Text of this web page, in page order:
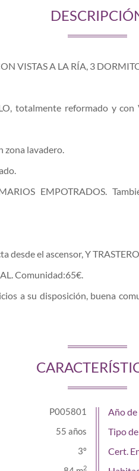
VISTAS A LA RÍA, 3
totalmente reformado y
zona lavadero.
EMPOTRADOS.
desde el ascensor, Y
Comunidad:65€.
a su disposición, buena
P005801 Año
55 años Tipo
3º Cert.
2